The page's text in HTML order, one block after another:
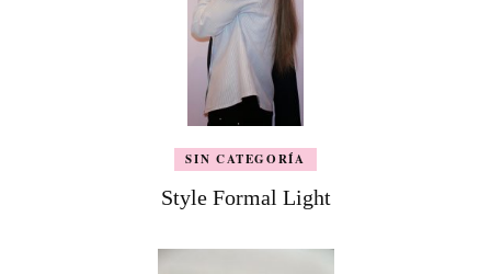
SIN CATEGORÍA
Style Formal Light